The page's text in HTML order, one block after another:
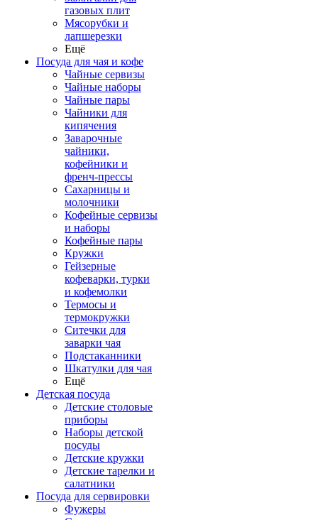
газовых плит
Мясорубки и
лапшерезки
Ещё
Посуда для чая и кофе
Чайные сервизы
Чайные наборы
Чайные пары
Чайники для
кипячения
Заварочные
чайники,
кофейники и
френч-прессы
Сахарницы и
молочники
Кофейные сервизы
и наборы
Кофейные пары
Кружки
Гейзерные
кофеварки, турки
и кофемолки
Термосы и
термокружки
Ситечки для
заварки чая
Подстаканники
Шкатулки для чая
Ещё
Детская посуда
Детские столовые
приборы
Наборы детской
посуды
Детские кружки
Детские тарелки и
салатники
Посуда для сервировки
Фужеры